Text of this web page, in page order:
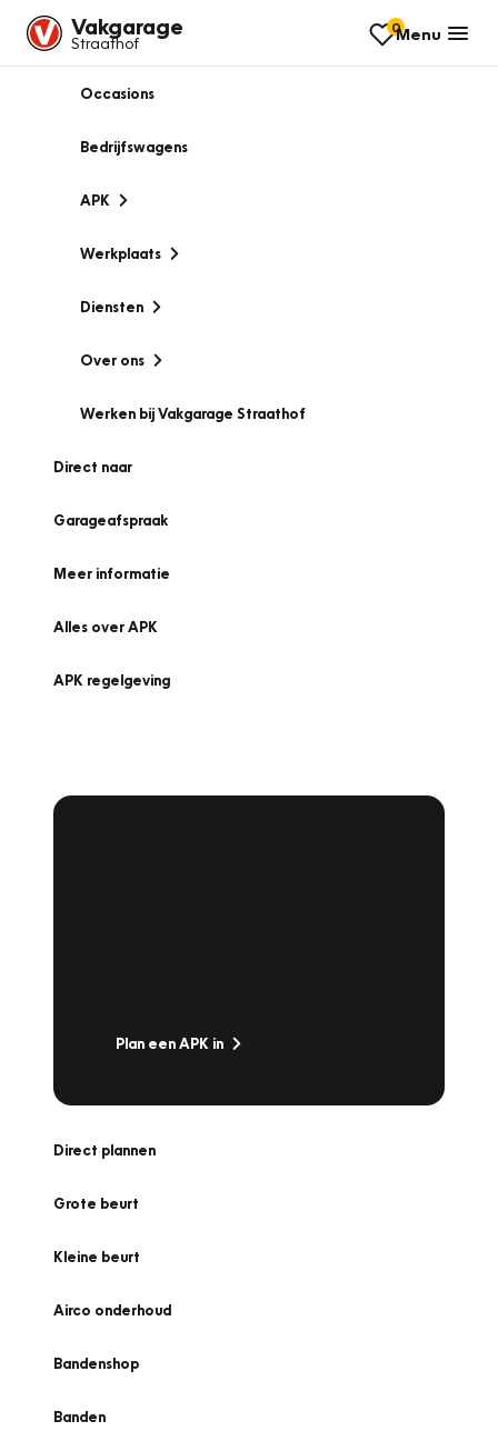
Vakgarage
Straathof
0Menu
Occasions
Bedrijfswagens
APK
Werkplaats
Diensten
Over ons
Werken bij Vakgarage Straathof
Direct naar
Garageafspraak
Meer informatie
Alles over APK
APK regelgeving
Plan een APK in
Direct plannen
Grote beurt
Kleine beurt
Airco onderhoud
Bandenshop
Banden